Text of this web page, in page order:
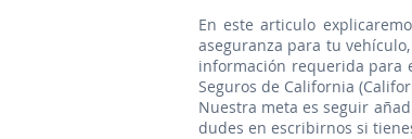
En este articulo
aseguranza para tu
información requerida para
Seguros de California
Nuestra meta es seguir
dudes en escribirnos si